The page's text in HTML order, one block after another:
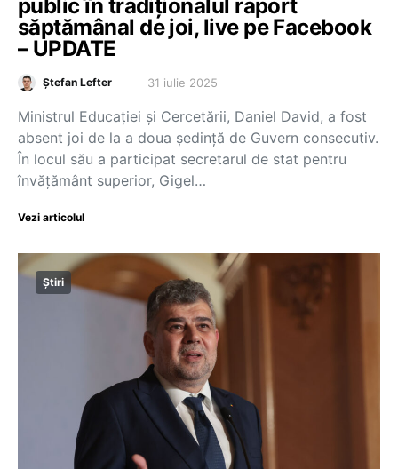
public în tradiționalul raport
săptămânal de joi, live pe Facebook
– UPDATE
Ștefan Lefter 31 iulie 2025
Ministrul Educației și Cercetării, Daniel David, a fost
absent joi de la a doua ședință de Guvern consecutiv.
În locul său a participat secretarul de stat pentru
învățământ superior, Gigel…
Vezi articolul
Știri